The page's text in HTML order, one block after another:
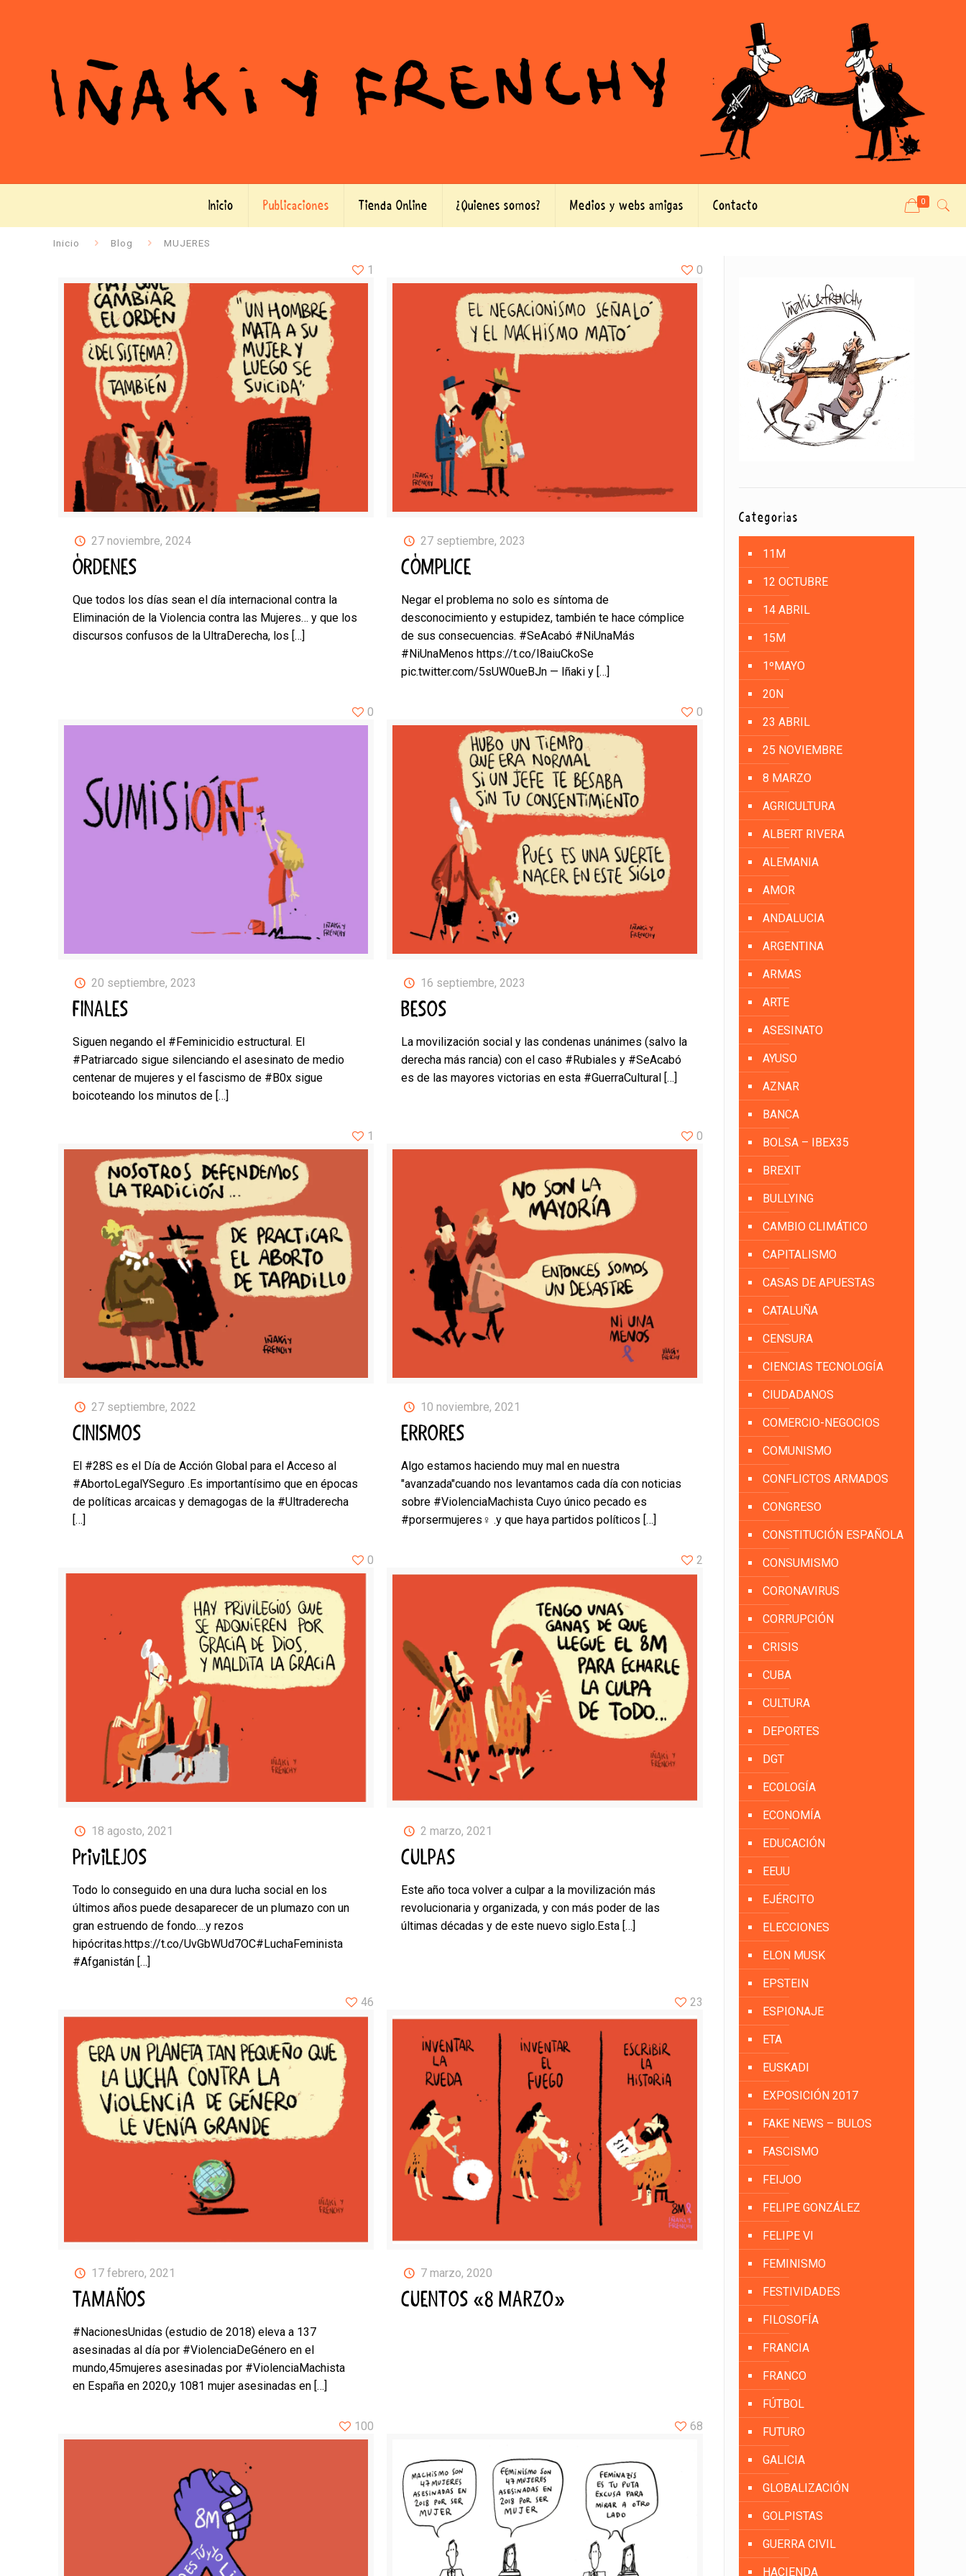
Inicio Publicaciones Tienda Online ¿Quienes somos? Medios y webs amigas Contacto 0
Inicio Blog MUJERES
27 noviembre, 2024
ÓRDENES
Que todos los días sean el día internacional contra la
Eliminación de la Violencia contra las Mujeres… y que los
discursos confusos de la UltraDerecha, los […]
1
27 septiembre, 2023
CÓMPLICE
Negar el problema no solo es síntoma de
desconocimiento y estupidez, también te hace cómplice
de sus consecuencias. #SeAcabó #NiUnaMás
#NiUnaMenos https://t.co/I8aiuCkoSe
pic.twitter.com/5sUW0ueBJn — Iñaki y […]
0
20 septiembre, 2023
FINALES
Siguen negando el #Feminicidio estructural. El
#Patriarcado sigue silenciando el asesinato de medio
centenar de mujeres y el fascismo de #B0x sigue
boicoteando los minutos de[…]
0
16 septiembre, 2023
BESOS
La movilización social y las condenas unánimes (salvo la
derecha más rancia) con el caso #Rubiales y #SeAcabó
es de las mayores victorias en esta #GuerraCultural […]
0
27 septiembre, 2022
CINISMOS
El #28S es el Día de Acción Global para el Acceso al
#AbortoLegalYSeguro .Es importantísimo que en épocas
de políticas arcaicas y demagogas de la #Ultraderecha
[…]
1
10 noviembre, 2021
ERRORES
Algo estamos haciendo muy mal en nuestra
"avanzada"cuando nos levantamos cada día con noticias
sobre #ViolenciaMachista Cuyo único pecado es
#porsermujeres♀️ .y que haya partidos políticos […]
0
18 agosto, 2021
PriviLEJOS
Todo lo conseguido en una dura lucha social en los
últimos años puede desaparecer de un plumazo con un
gran estruendo de fondo….y rezos
hipócritas.https://t.co/UvGbWUd7OC#LuchaFeminista
#Afganistán[…]
0
2 marzo, 2021
CULPAS
Este año toca volver a culpar a la movilización más
revolucionaria y organizada, y con más poder de las
últimas décadas y de este nuevo siglo.Esta […]
2
17 febrero, 2021
TAMAÑOS
#NacionesUnidas (estudio de 2018) eleva a 137
asesinadas al día por #ViolenciaDeGénero en el
mundo,45mujeres asesinadas por #ViolenciaMachista
en España en 2020,y 1081 mujer asesinadas en[…]
46
7 marzo, 2020
CUENTOS «8 MARZO»
23
100 68
Categorías
11M
12 OCTUBRE
14 ABRIL
15M
1ºMAYO
20N
23 ABRIL
25 NOVIEMBRE
8 MARZO
AGRICULTURA
ALBERT RIVERA
ALEMANIA
AMOR
ANDALUCIA
ARGENTINA
ARMAS
ARTE
ASESINATO
AYUSO
AZNAR
BANCA
BOLSA – IBEX35
BREXIT
BULLYING
CAMBIO CLIMÁTICO
CAPITALISMO
CASAS DE APUESTAS
CATALUÑA
CENSURA
CIENCIAS TECNOLOGÍA
CIUDADANOS
COMERCIO-NEGOCIOS
COMUNISMO
CONFLICTOS ARMADOS
CONGRESO
CONSTITUCIÓN ESPAÑOLA
CONSUMISMO
CORONAVIRUS
CORRUPCIÓN
CRISIS
CUBA
CULTURA
DEPORTES
DGT
ECOLOGÍA
ECONOMÍA
EDUCACIÓN
EEUU
EJÉRCITO
ELECCIONES
ELON MUSK
EPSTEIN
ESPIONAJE
ETA
EUSKADI
EXPOSICIÓN 2017
FAKE NEWS – BULOS
FASCISMO
FEIJOO
FELIPE GONZÁLEZ
FELIPE VI
FEMINISMO
FESTIVIDADES
FILOSOFÍA
FRANCIA
FRANCO
FÚTBOL
FUTURO
GALICIA
GLOBALIZACIÓN
GOLPISTAS
GUERRA CIVIL
HACIENDA